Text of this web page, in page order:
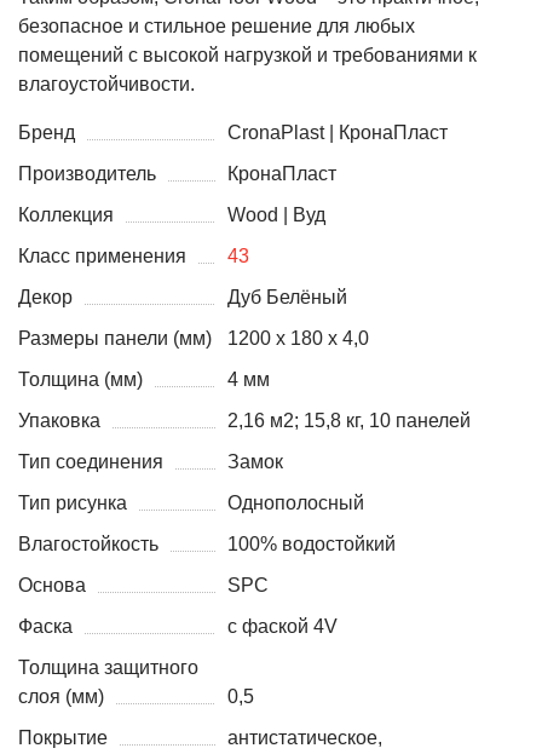
безопасное и стильное решение для любых
помещений с высокой нагрузкой и требованиями к
влагоустойчивости.
Бренд
CronaPlast | КронаПласт
Производитель
КронаПласт
Коллекция
Wood | Вуд
Класс применения
43
Декор
Дуб Белёный
Размеры панели (мм)
1200 х 180 х 4,0
Толщина (мм)
4 мм
Упаковка
2,16 м2; 15,8 кг, 10 панелей
Тип соединения
Замок
Тип рисунка
Однополосный
Влагостойкость
100% водостойкий
Основа
SPC
Фаска
с фаской 4V
Толщина защитного
слоя (мм)
0,5
Покрытие
антистатическое,